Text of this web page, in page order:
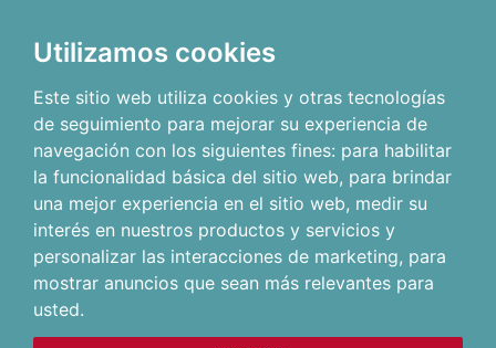
Utilizamos cookies
Este sitio web utiliza cookies y otras tecnologías
de seguimiento para mejorar su experiencia de
navegación con los siguientes fines: para habilitar
la funcionalidad básica del sitio web, para brindar
una mejor experiencia en el sitio web, medir su
interés en nuestros productos y servicios y
personalizar las interacciones de marketing, para
mostrar anuncios que sean más relevantes para
usted.